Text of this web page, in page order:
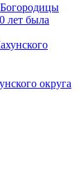
лет была
округа